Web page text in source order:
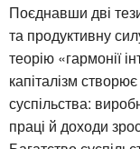
Поєднавши дві
та продуктивну
теорію «гармонії
капіталізм
суспільства:
праці й доходи